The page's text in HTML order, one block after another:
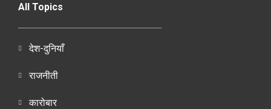
All Topics
देश-दुनियाँ
राजनीती
कारोबार